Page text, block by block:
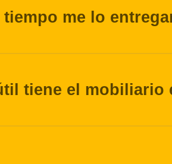
me lo
tiene el mobiliario